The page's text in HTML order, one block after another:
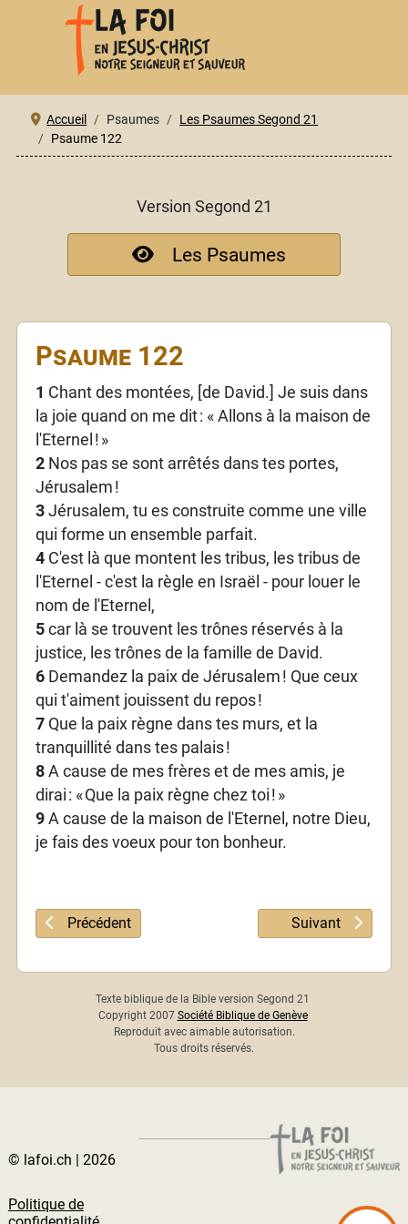
Accueil Psaumes
Les Psaumes Segond 21
Psaume 122
Version Segond 21
Les Psaumes
Psaume 122
1 Chant des montées, [de David.] Je suis dans
la joie quand on me dit: « Allons à la maison de
l'Eternel ! »
2Nos pas se sont arrêtés dans tes portes,
Jérusalem !
3Jérusalem, tu es construite comme une ville
qui forme un ensemble parfait.
4C'est là que montent les tribus, les tribus de
l'Eternel - c'est la règle en Israël - pour louer le
nom de l'Eternel,
5car là se trouvent les trônes réservés à la
justice, les trônes de la famille de David.
6Demandez la paix de Jérusalem ! Que ceux
qui t'aiment jouissent du repos!
7Que la paix règne dans tes murs, et la
tranquillité dans tes palais!
8A cause de mes frères et de mes amis, je
dirai : «Que la paix règne chez toi ! »
9A cause de la maison de l'Eternel, notre Dieu,
je fais des voeux pour ton bonheur.
Article précédent : Psaume 121
Précédent Article suivant :
Suivant
Texte biblique de la Bible version Segond 21
Copyright 2007 Société Biblique de Genève
Reproduit avec aimable autorisation.
Tous droits réservés.
© lafoi.ch | 2026
Politique de